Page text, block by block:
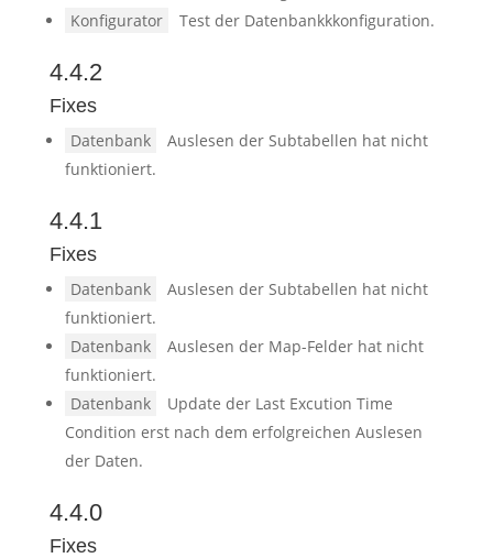
Konfigurator
Test der Datenbankkkonfiguration.
4.4.2
Fixes
Datenbank
Auslesen der Subtabellen hat nicht
funktioniert.
4.4.1
Fixes
Datenbank
Auslesen der Subtabellen hat nicht
funktioniert.
Datenbank
Auslesen der Map-Felder hat nicht
funktioniert.
Datenbank
Update der Last Excution Time
Condition erst nach dem erfolgreichen Auslesen
der Daten.
4.4.0
Fixes